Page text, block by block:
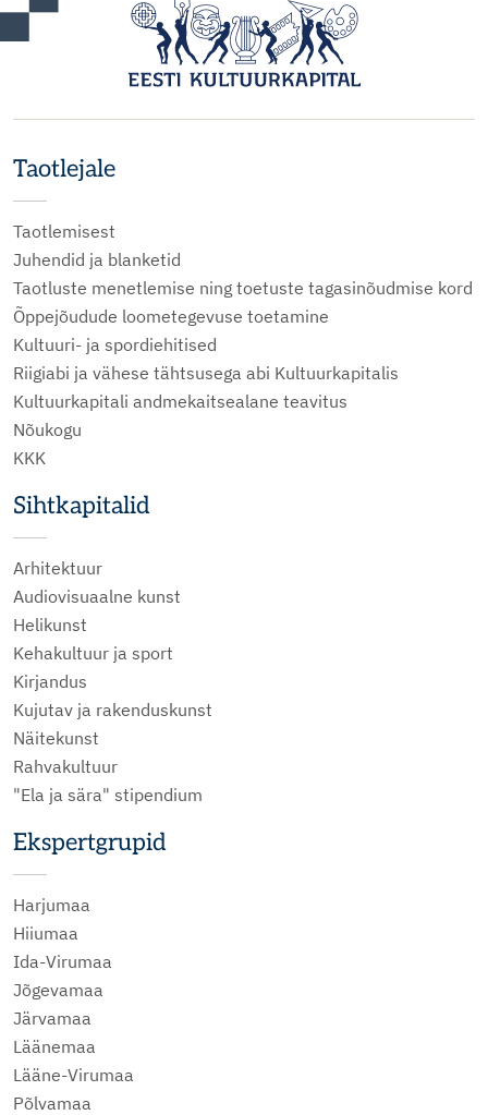
Taotlejale
Taotlemisest
Juhendid ja blanketid
Taotluste menetlemise ning toetuste tagasinõudmise kord
Õppejõudude loometegevuse toetamine
Kultuuri- ja spordiehitised
Riigiabi ja vähese tähtsusega abi Kultuurkapitalis
Kultuurkapitali andmekaitsealane teavitus
Nõukogu
KKK
Sihtkapitalid
Arhitektuur
Audiovisuaalne kunst
Helikunst
Kehakultuur ja sport
Kirjandus
Kujutav ja rakenduskunst
Näitekunst
Rahvakultuur
"Ela ja sära" stipendium
Ekspertgrupid
Harjumaa
Hiiumaa
Ida-Virumaa
Jõgevamaa
Järvamaa
Läänemaa
Lääne-Virumaa
Põlvamaa